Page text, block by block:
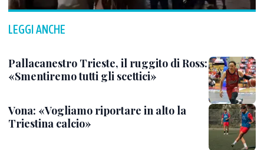
LEGGI ANCHE
Pallacanestro Trieste, il ruggito di Ross:
«Smentiremo tutti gli scettici»
Vona: «Vogliamo riportare in alto la
Triestina calcio»